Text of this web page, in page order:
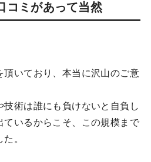
コミがあって当然
頂いており、本当に沢山のご意
技術は誰にも負けないと自負し
ているからこそ、この規模まで
。